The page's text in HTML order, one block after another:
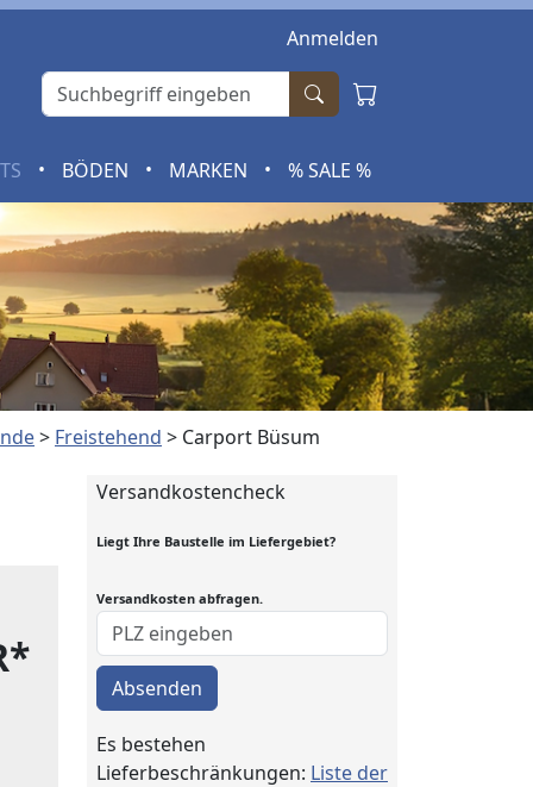
Anmelden
• BÖDEN • MARKEN • % SALE %
> Freistehend > Carport Büsum
Versandkostencheck
Liegt Ihre Baustelle im Liefergebiet?
Versandkosten abfragen.
Absenden
Es bestehen
Lieferbeschränkungen: Liste der